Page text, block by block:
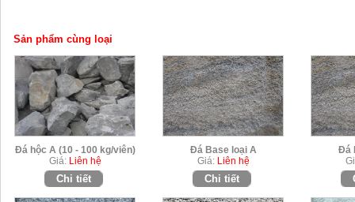
Sản phẩm cùng loại
Đá hộc A (10 - 100 kg/viên)
Giá: Liên hệ
Chi tiết
Đá Base loại A
Giá: Liên hệ
Chi tiết
Đá